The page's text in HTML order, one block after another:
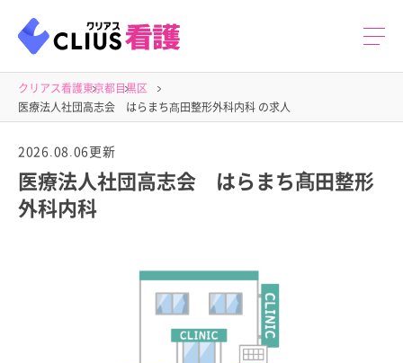
クリアス看護東京都目黒区
医療法人社団高志会 はらまち髙田整形外科内科 の求人
2026.08.06更新
医療法人社団高志会 はらまち髙田整形
外科内科